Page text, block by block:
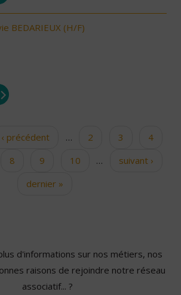
BEDARIEUX (H/F)
‹ précédent … 2 3
4
8 9 10 …
suivant ›
dernier »
d'informations sur nos métiers, nos
raisons de rejoindre notre réseau
associatif... ?